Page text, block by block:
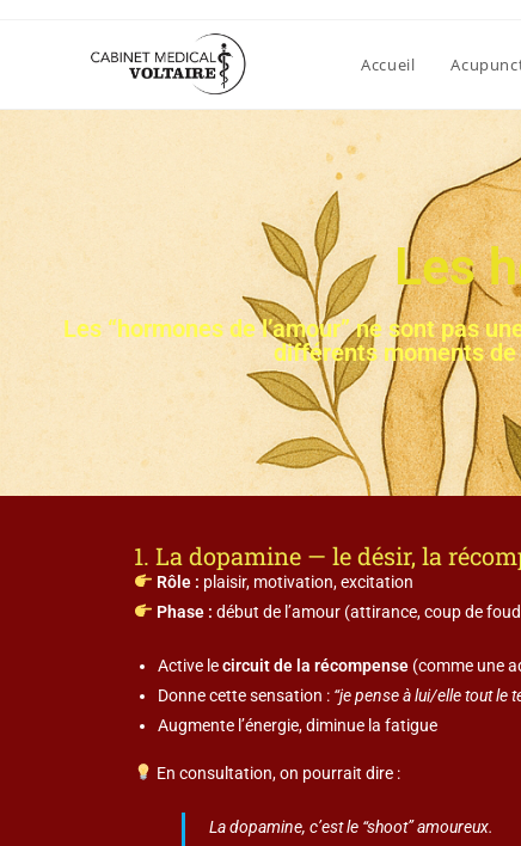
Accueil
Les
Les “hormones de l’amour” ne sont pas
différents moments
1. La dopamine — le désir, la
Rôle : plaisir, motivation, excitation
Phase : début de l’amour (attirance, coup de
Active lecircuit de la récompense (comme une
Donne cette sensation : “je pense à lui/elle tout le
Augmente l’énergie, diminue la fatigue
En consultation, on pourrait dire :
La dopamine, c’est le “shoot” amoureux.